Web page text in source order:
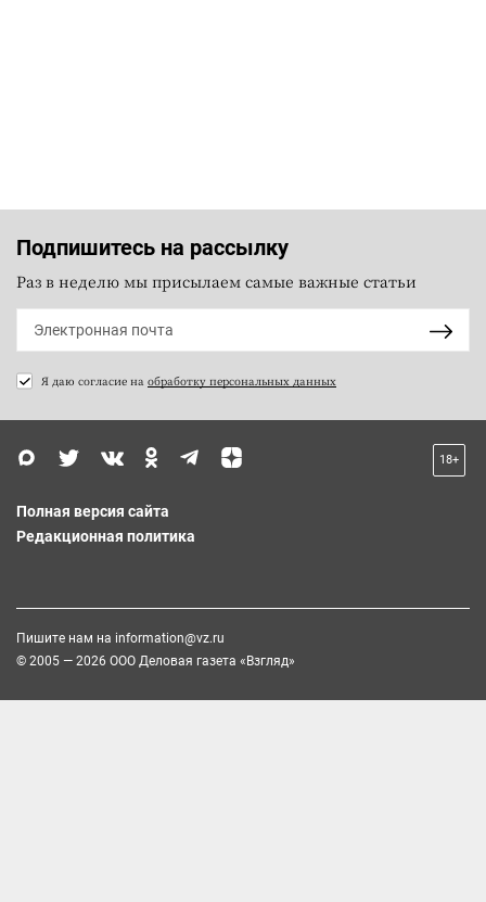
Подпишитесь на рассылку
Раз в неделю мы присылаем самые важные статьи
Я даю согласие на обработку персональных данных
18+
Полная версия сайта
Редакционная политика
Пишите нам на information@vz.ru
© 2005 — 2026 ООО Деловая газета «Взгляд»